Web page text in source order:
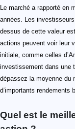
Le marché a rapporté en
années. Les
dessus de cette valeur
actions peuvent voir leur
initiale, comme celles
investissement dans une
dépassez la moyenne du
d’importants rendements
Quel est le